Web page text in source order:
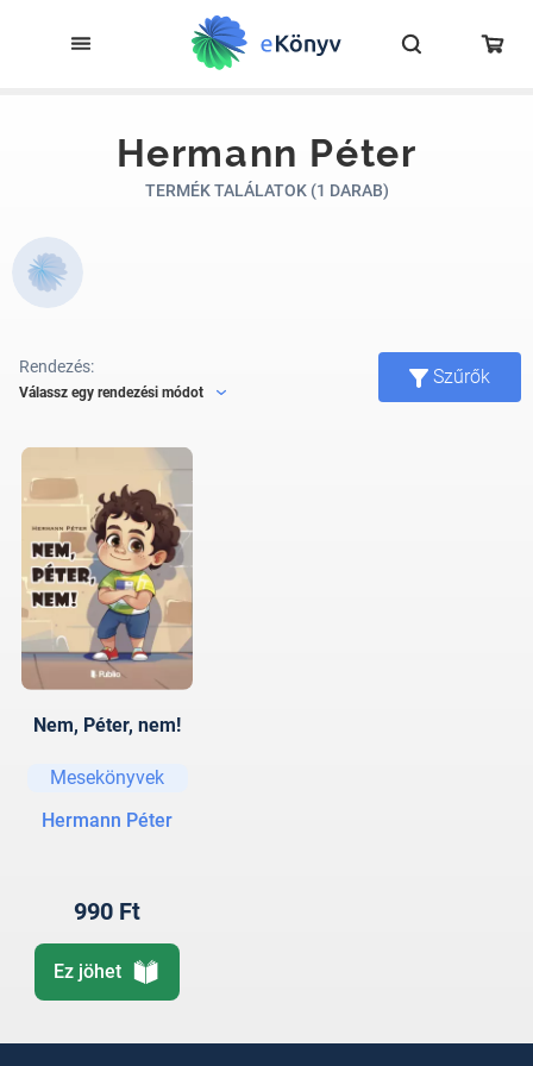
Hermann Péter
TERMÉK TALÁLATOK (1 DARAB)
Rendezés:
Válassz egy rendezési módot
Szűrők
Nem, Péter, nem!
Mesekönyvek
Hermann Péter
990 Ft
Ez jöhet